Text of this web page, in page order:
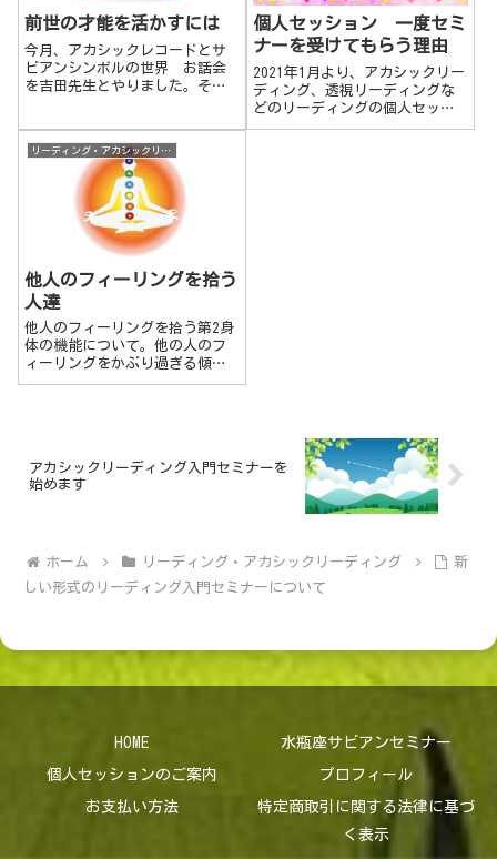
前世の才能を活かすには
今月、アカシックレコードとサ
ビアンシンボルの世界 お話会
を吉田先生とやりました。その
は、まず潜在意識にある今生の
トラウマやネガティブなパター
ンや傾向を癒して、なくしてい
く必要があるのではないかと私
は思います。
個人セッション 一度セミ
ナーを受けてもらう理由
2021年1月より、アカシックリー
ディング、透視リーディングな
どのリーディングの個人セッシ
ョンは、内側の男女ワーク関連
リーディング・アカシックリーディング
他人のフィーリングを拾う
人達
他人のフィーリングを拾う第2身
体の機能について。他の人のフ
ィーリングをかぶり過ぎる傾向
がある人、他人のフィーリング
能力、他の人の第2身体によって
生成されたフィーリングを、あ
アカシックリーディング入門セミナーを
始めます
ホーム リーディング・アカシックリーディング
新
しい形式のリーディング入門セミナーについて
HOME 水瓶座サビアンセミナー
個人セッションのご案内 プロフィール
お支払い方法
特定商取引に関する法律に基づ
く表示